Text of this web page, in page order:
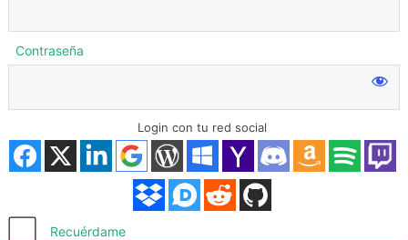
Acceder
Contraseña
Login con tu red social
Recuérdame